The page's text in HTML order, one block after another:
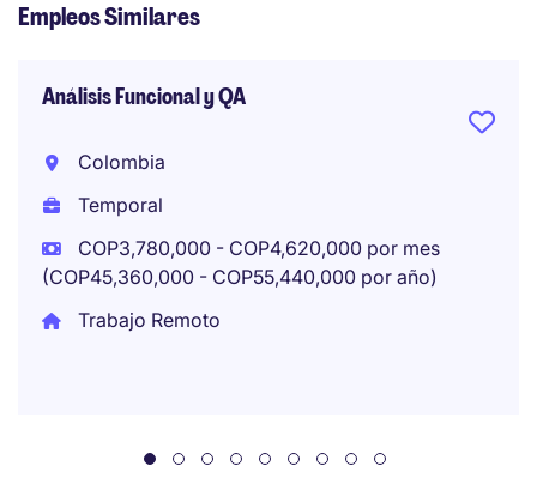
Empleos Similares
Análisis Funcional y QA
Colombia
Temporal
COP3,780,000 - COP4,620,000 por mes
(COP45,360,000 - COP55,440,000 por año)
Trabajo Remoto